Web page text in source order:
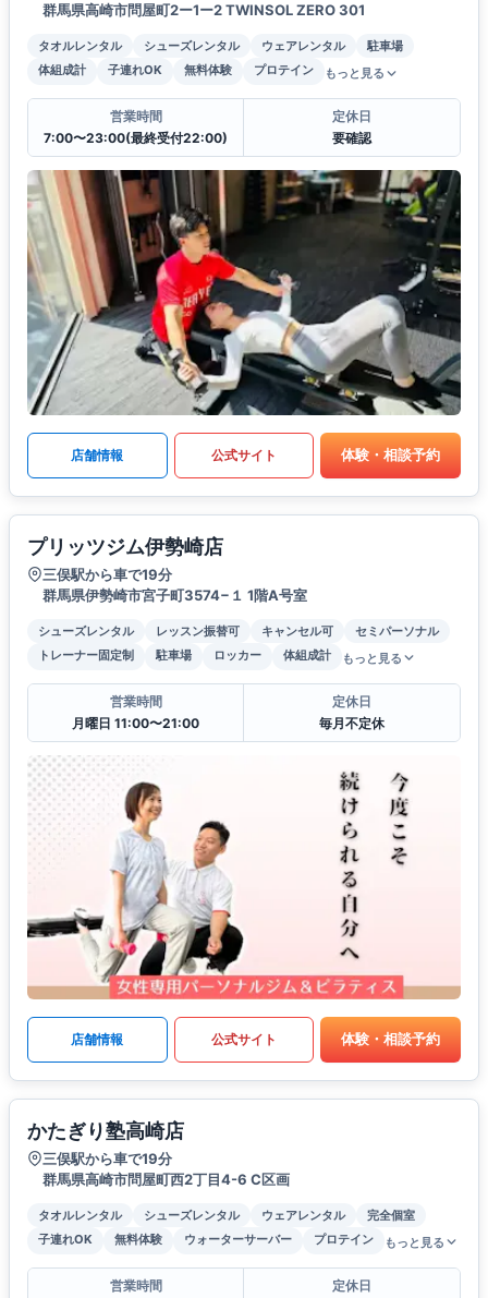
群馬県高崎市問屋町2ー1ー2 TWINSOL ZERO 301
タオルレンタル シューズレンタル ウェアレンタル
駐車場
体組成計
子連れOK 無料体験 プロテイン もっと見る
営業時間
7:00〜23:00(最終受付22:00)
定休日
要確認
店舗情報 公式サイト 体験・相談予約
プリッツジム伊勢崎店
三俣駅から車で19分
群馬県伊勢崎市宮子町3574−１ 1階A号室
シューズレンタル レッスン振替可 キャンセル可
セミパーソナル
トレーナー固定制
駐車場 ロッカー 体組成計 もっと見る
営業時間
月曜日 11:00〜21:00
定休日
毎月不定休
店舗情報 公式サイト 体験・相談予約
かたぎり塾高崎店
三俣駅から車で19分
群馬県高崎市問屋町⻄2丁目4-6 C区画
タオルレンタル シューズレンタル ウェアレンタル
完全個室
子連れOK
無料体験 ウォーターサーバー プロテイン もっと見る
営業時間
定休日